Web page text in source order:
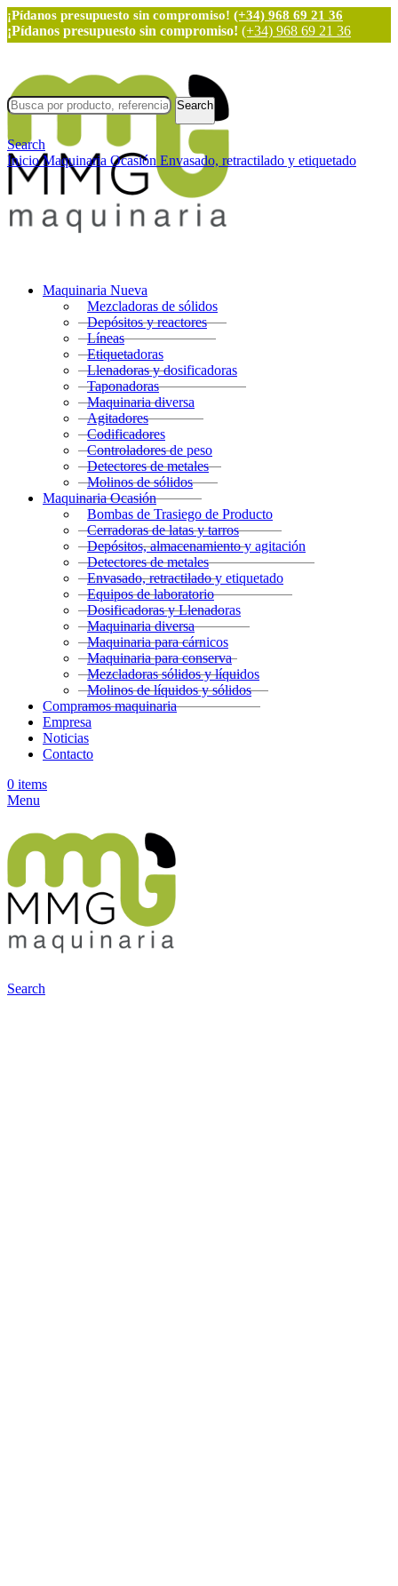
¡Pídanos presupuesto sin compromiso! (+34) 968 69 21 36
¡Pídanos presupuesto sin compromiso! (+34) 968 69 21 36
Maquinaria Nueva
Mezcladoras de sólidos
Depósitos y reactores
Líneas
Etiquetadoras
Llenadoras y dosificadoras
Taponadoras
Maquinaria diversa
Agitadores
Codificadores
Controladores de peso
Detectores de metales
Molinos de sólidos
Maquinaria Ocasión
Bombas de Trasiego de Producto
Cerradoras de latas y tarros
Depósitos, almacenamiento y agitación
Detectores de metales
Envasado, retractilado y etiquetado
Equipos de laboratorio
Dosificadoras y Llenadoras
Maquinaria diversa
Maquinaria para cárnicos
Maquinaria para conserva
Mezcladoras sólidos y líquidos
Molinos de líquidos y sólidos
Compramos maquinaria
Empresa
Noticias
Contacto
0 items
Menu
Search
Search
Search
InicioMaquinaria Ocasión Envasado, retractilado y etiquetado